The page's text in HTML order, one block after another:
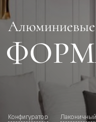
Алюминиевые
Конфигуратор